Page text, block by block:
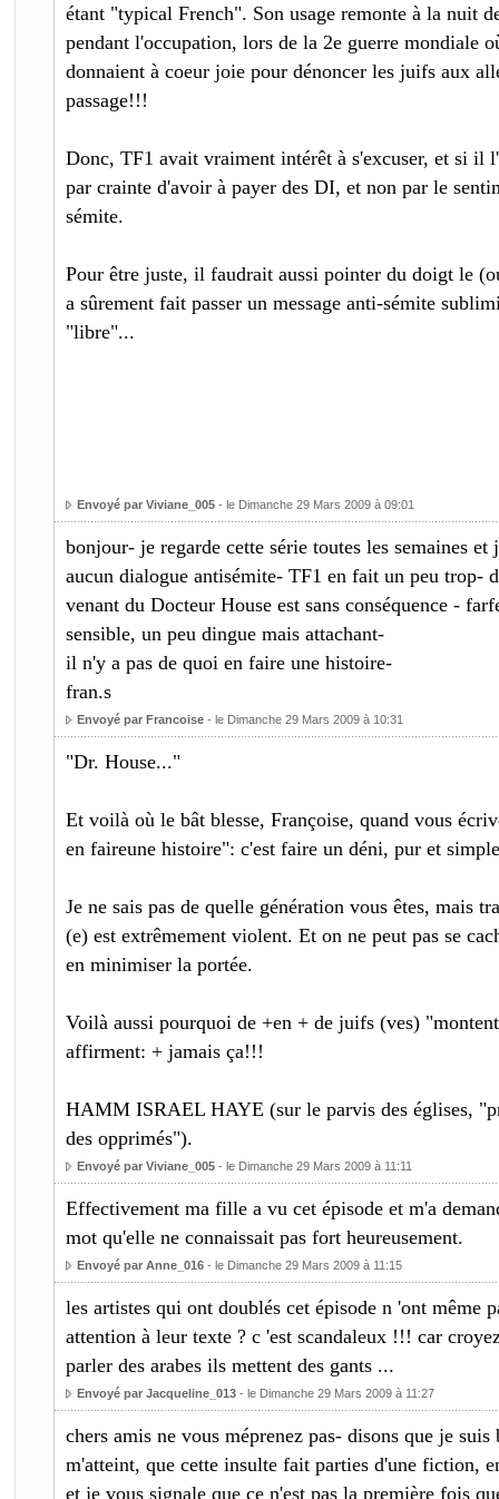
étant "typical French". Son usage remonte à la nuit
pendant l'occupation, lors de la 2e guerre mondiale
donnaient à coeur joie pour dénoncer les juifs aux
passage!!!
Donc, TF1 avait vraiment intérêt à s'excuser, et si il
par crainte d'avoir à payer des DI, et non par le
sémite.
Pour être juste, il faudrait aussi pointer du doigt le
a sûrement fait passer un message anti-sémite
"libre"...
Envoyé par Viviane_005- le Dimanche 29 Mars 2009 à 09:01
bonjour- je regarde cette série toutes les semaines et
aucun dialogue antisémite- TF1 en fait un peu trop-
venant du Docteur House est sans conséquence -
sensible, un peu dingue mais attachant-
il n'y a pas de quoi en faire une histoire-
fran.s
Envoyé par Francoise- le Dimanche 29 Mars 2009 à 10:31
"Dr. House..."
Et voilà où le bât blesse, Françoise, quand vous
en faireune histoire": c'est faire un déni, pur et
Je ne sais pas de quelle génération vous êtes, mais
(e) est extrêmement violent. Et on ne peut pas se
en minimiser la portée.
Voilà aussi pourquoi de +en + de juifs (ves)
affirment: + jamais ça!!!
HAMM ISRAEL HAYE (sur le parvis des églises,
des opprimés").
Envoyé par Viviane_005- le Dimanche 29 Mars 2009 à 11:11
Effectivement ma fille a vu cet épisode et m'a
mot qu'elle ne connaissait pas fort heureusement.
Envoyé par Anne_016- le Dimanche 29 Mars 2009 à 11:15
les artistes qui ont doublés cet épisode n 'ont même
attention à leur texte ? c 'est scandaleux !!! car
parler des arabes ils mettent des gants ...
Envoyé par Jacqueline_013- le Dimanche 29 Mars 2009 à 11:27
chers amis ne vous méprenez pas- disons que je
m'atteint, que cette insulte fait parties d'une fiction,
et je vous signale que ce n'est pas la première fois